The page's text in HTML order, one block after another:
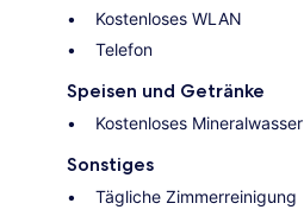
Kostenloses WLAN
Telefon
Speisen und Getränke
Kostenloses Mineralwasser
Sonstiges
Tägliche Zimmerreinigung